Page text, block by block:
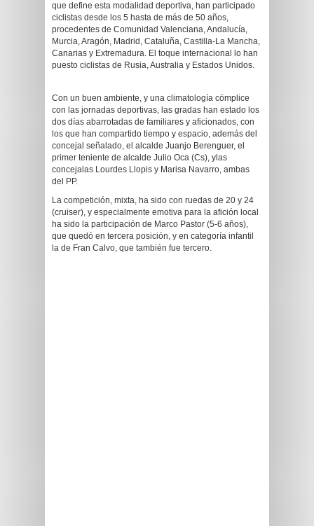
que define esta modalidad deportiva, han participado
ciclistas desde los 5 hasta de más de 50 años,
procedentes de Comunidad Valenciana, Andalucía,
Murcia, Aragón, Madrid, Cataluña, Castilla-La Mancha,
Canarias y Extremadura. El toque internacional lo han
puesto ciclistas de Rusia, Australia y Estados Unidos.
Con un buen ambiente, y una climatología cómplice
con las jornadas deportivas, las gradas han estado los
dos días abarrotadas de familiares y aficionados, con
los que han compartido tiempo y espacio, además del
concejal señalado, el alcalde Juanjo Berenguer, el
primer teniente de alcalde Julio Oca (Cs), ylas
concejalas Lourdes Llopis y Marisa Navarro, ambas
del PP.
La competición, mixta, ha sido con ruedas de 20 y 24
(cruiser), y especialmente emotiva para la afición local
ha sido la participación de Marco Pastor (5-6 años),
que quedó en tercera posición, y en categoría infantil
la de Fran Calvo, que también fue tercero.